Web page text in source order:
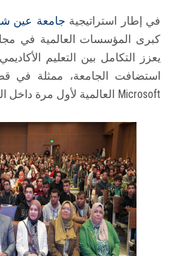
في إطار استراتيجية جامعة عين
كبرى المؤسسات العالمية في
يعزز التكامل بين التعليم
استضافت الجامعة، ممثلة في
Microsoft العالمية لأول مرة داخل الحرم الجامعي الرئيسي.